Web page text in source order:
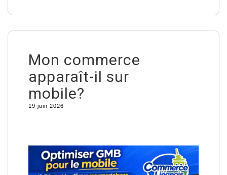
Mon commerce
apparaît-il sur
mobile?
19 juin 2026